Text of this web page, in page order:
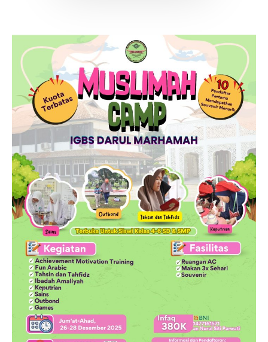
IDAROH
KEGIATAN SANTRI
Info Terkini
Hubungi Kami
Download
DAFTAR